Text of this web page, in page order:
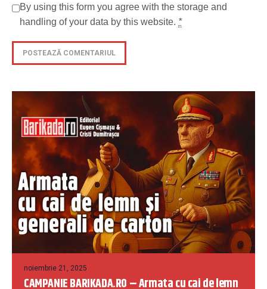
By using this form you agree with the storage and
handling of your data by this website. *
noiembrie 21, 2025
CAMPANIE BARIKADA.RO – Armata cu cai de lemn